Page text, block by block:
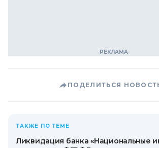
ПОДЕЛИТЬСЯ
ТАКЖЕ ПО ТЕМЕ
Ликвидация банка «Национальные